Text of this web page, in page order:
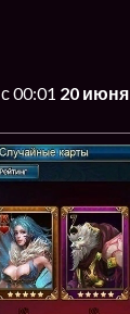
с 00:01 20 июня